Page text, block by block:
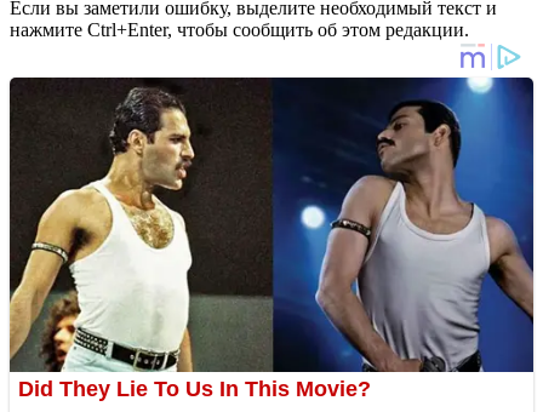
Если вы заметили ошибку, выделите необходимый текст и
нажмите Ctrl+Enter, чтобы сообщить об этом редакции.